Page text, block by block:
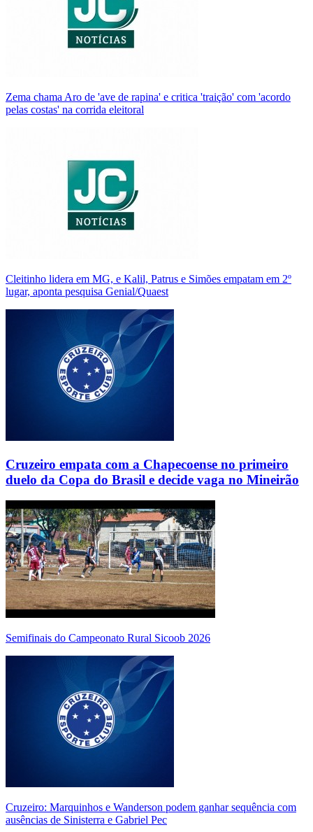
Zema chama Aro de 'ave de rapina' e critica 'traição' com 'acordo
pelas costas' na corrida eleitoral
Cleitinho lidera em MG, e Kalil, Patrus e Simões empatam em 2º
lugar, aponta pesquisa Genial/Quaest
Cruzeiro empata com a Chapecoense no primeiro
duelo da Copa do Brasil e decide vaga no Mineirão
Semifinais do Campeonato Rural Sicoob 2026
Cruzeiro: Marquinhos e Wanderson podem ganhar sequência com
ausências de Sinisterra e Gabriel Pec